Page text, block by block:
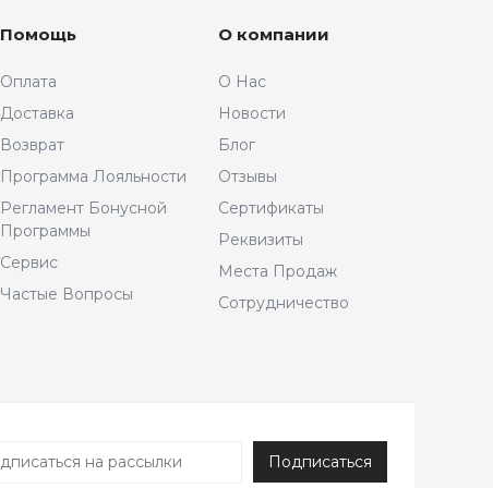
Помощь
Оплата
Доставка
Возврат
Программа Лояльности
Регламент Бонусной
Программы
Сервис
Частые Вопросы
О компании
О Нас
Новости
Блог
Отзывы
Сертификаты
Реквизиты
Места Продаж
Сотрудничество